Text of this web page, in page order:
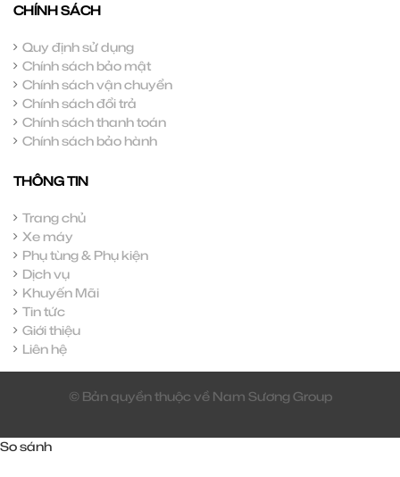
CHÍNH SÁCH
Quy định sử dụng
Chính sách bảo mật
Chính sách vận chuyển
Chính sách đổi trả
Chính sách thanh toán
Chính sách bảo hành
THÔNG TIN
Trang chủ
Xe máy
Phụ tùng & Phụ kiện
Dịch vụ
Khuyến Mãi
Tin tức
Giới thiệu
Liên hệ
© Bản quyền thuộc về Nam Sương Group
So sánh